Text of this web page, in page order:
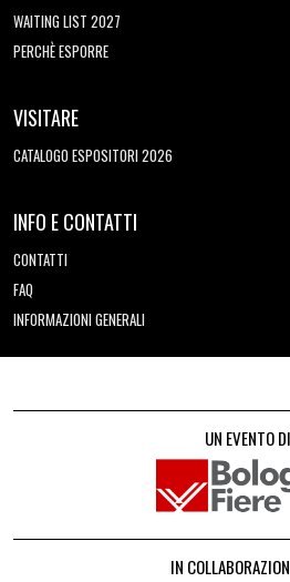
WAITING LIST 2027
PERCHÈ ESPORRE
VISITARE
CATALOGO ESPOSITORI 2026
INFO E CONTATTI
CONTATTI
FAQ
INFORMAZIONI GENERALI
UN EVENTO DI
IN